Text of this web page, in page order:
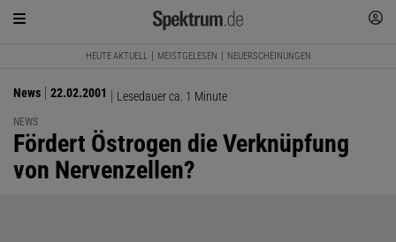
HEUTE AKTUELL MEISTGELESEN NEUERSCHEINUNGEN
News 22.02.2001 Lesedauer ca. 1 Minute
NEWS
:
Fördert Östrogen die Verknüpfung
von Nervenzellen?